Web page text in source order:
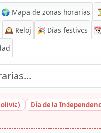
🌍 Mapa de zonas horarias
🕰️ Reloj 🎉 Días festivos
Día de la